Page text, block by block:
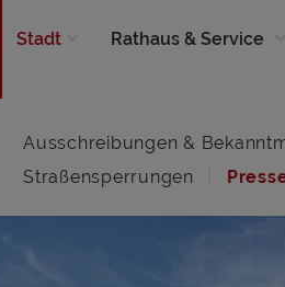
Stadt Rathaus & Service
Ausschreibungen &
Straßensperrungen